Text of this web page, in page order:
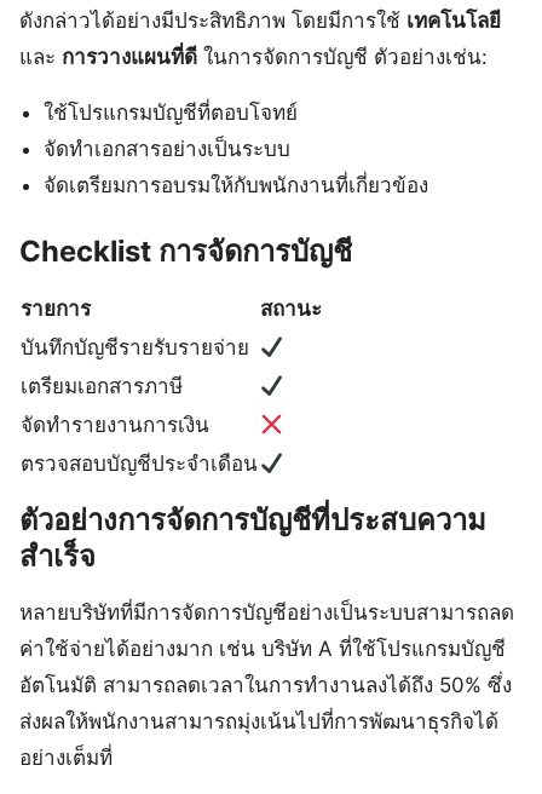
ดังกล่าวได้อย่างมีประสิทธิภาพ โดยมีการใช้ เทคโนโลยี
และ การวางแผนที่ดี ในการจัดการบัญชี ตัวอย่างเช่น:
ใช้โปรแกรมบัญชีที่ตอบโจทย์
จัดทำเอกสารอย่างเป็นระบบ
จัดเตรียมการอบรมให้กับพนักงานที่เกี่ยวข้อง
Checklist การจัดการบัญชี
รายการ
สถานะ
บันทึกบัญชีรายรับรายจ่าย
เตรียมเอกสารภาษี
จัดทำรายงานการเงิน
ตรวจสอบบัญชีประจำเดือน
ตัวอย่างการจัดการบัญชีที่ประสบความ
สำเร็จ
หลายบริษัทที่มีการจัดการบัญชีอย่างเป็นระบบสามารถลด
ค่าใช้จ่ายได้อย่างมาก เช่น บริษัท A ที่ใช้โปรแกรมบัญชี
อัตโนมัติ สามารถลดเวลาในการทำงานลงได้ถึง 50% ซึ่ง
ส่งผลให้พนักงานสามารถมุ่งเน้นไปที่การพัฒนาธุรกิจได้
อย่างเต็มที่